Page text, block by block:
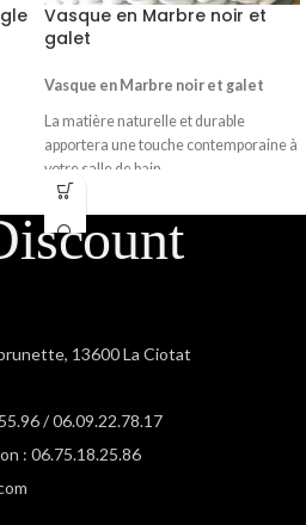
Vasque en Marbre noir et
galet
Vasque en Marbre noir et galet
La matière naturelle et durable
apportera une touche contemporaine à
votre salle de bain.
Vous avez besoin d’un conseil? d’idées?
Contactez nous…
Alicia : 06.09.22.78.17
13600 La Ciotat
/ 06.09.22.78.17
: 06.75.18.25.86